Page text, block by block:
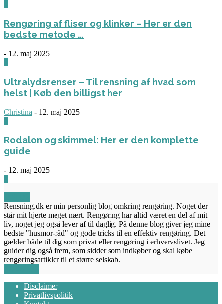
Rengøring af fliser og klinker – Her er den
bedste metode …
- 12. maj 2025
Ultralydsrenser – Til rensning af hvad som
helst | Køb den billigst her
Christina - 12. maj 2025
Rodalon og skimmel: Her er den komplette
guide
- 12. maj 2025
Rensning.dk er min personlig blog omkring rengøring. Noget der
står mit hjerte meget nært. Rengøring har altid været en del af mit
liv, noget jeg også lever af til daglig. På denne blog giver jeg mine
bedste "husmor-råd" og gode tricks til en effektiv rengøring. Det
gælder både til dig som privat eller rengøring i erhvervslivet. Jeg
guider dig også frem, som sidder som indkøber og skal købe
rengøringsartikler til et større selskab.
Disclaimer
Privatlivspolitik